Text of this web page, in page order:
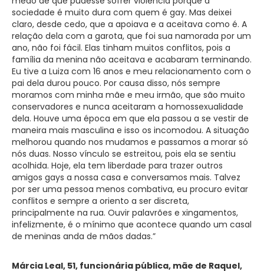
sociedade é muito dura com quem é gay. Mas deixei
claro, desde cedo, que a apoiava e a aceitava como é. A
relação dela com a garota, que foi sua namorada por um
ano, não foi fácil. Elas tinham muitos conflitos, pois a
família da menina não aceitava e acabaram terminando.
Eu tive a Luiza com 16 anos e meu relacionamento com o
pai dela durou pouco. Por causa disso, nós sempre
moramos com minha mãe e meu irmão, que são muito
conservadores e nunca aceitaram a homossexualidade
dela. Houve uma época em que ela passou a se vestir de
maneira mais masculina e isso os incomodou. A situação
melhorou quando nos mudamos e passamos a morar só
nós duas. Nosso vínculo se estreitou, pois ela se sentiu
acolhida. Hoje, ela tem liberdade para trazer outros
amigos gays a nossa casa e conversamos mais. Talvez
por ser uma pessoa menos combativa, eu procuro evitar
conflitos e sempre a oriento a ser discreta,
principalmente na rua. Ouvir palavrões e xingamentos,
infelizmente, é o mínimo que acontece quando um casal
de meninas anda de mãos dadas.”
Márcia Leal, 51, funcionária pública, mãe de Raquel,